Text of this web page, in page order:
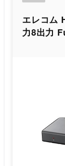
エレコム
力8出力